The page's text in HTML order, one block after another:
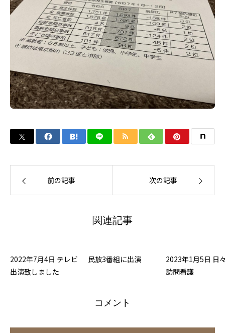
前の記事 次の記事
関連記事
2022年7月4日 テレビ
出演致しました
民放3番組に出演
2023年1月5日 日
訪問看護
コメント